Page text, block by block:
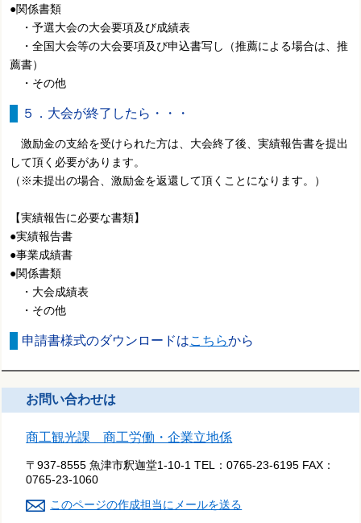
●関係書類
・予選大会の大会要項及び成績表
・全国大会等の大会要項及び申込書写し（推薦による場合は、推
薦書）
・その他
５．大会が終了したら・・・
激励金の支給を受けられた方は、大会終了後、実績報告書を提出
して頂く必要があります。
（※未提出の場合、激励金を返還して頂くことになります。）
【実績報告に必要な書類】
●実績報告書
●事業成績書
●関係書類
・大会成績表
・その他
申請書様式のダウンロードはこちらから
お問い合わせは
商工観光課 商工労働・企業立地係
〒937-8555 魚津市釈迦堂1-10-1 TEL：0765-23-6195 FAX：
0765-23-1060
このページの作成担当にメールを送る